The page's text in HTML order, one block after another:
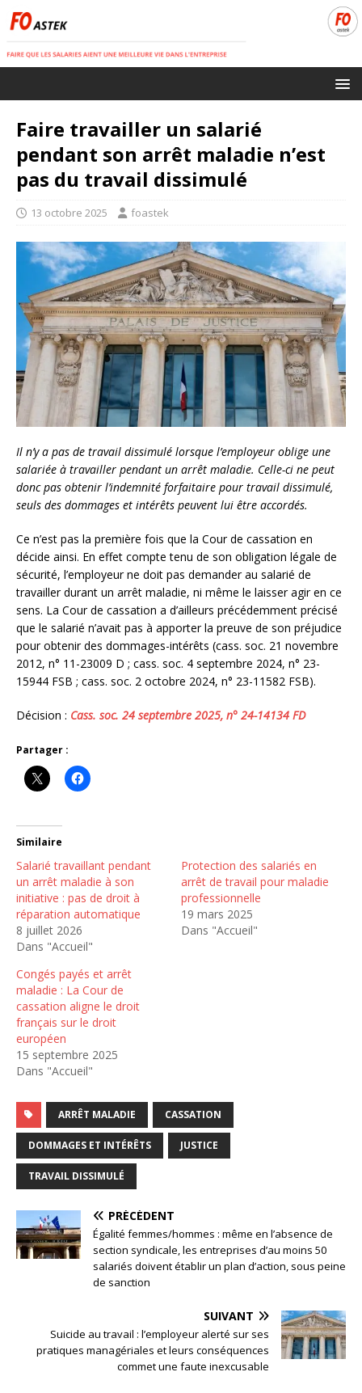
Faire travailler un salarié
pendant son arrêt maladie n’est
pas du travail dissimulé
13 octobre 2025 foastek
Il n’y a pas de travail dissimulé lorsque l’employeur oblige une
salariée à travailler pendant un arrêt maladie. Celle-ci ne peut
donc pas obtenir l’indemnité forfaitaire pour travail dissimulé,
seuls des dommages et intérêts peuvent lui être accordés.
Ce n’est pas la première fois que la Cour de cassation en
décide ainsi. En effet compte tenu de son obligation légale de
sécurité, l’employeur ne doit pas demander au salarié de
travailler durant un arrêt maladie, ni même le laisser agir en ce
sens. La Cour de cassation a d’ailleurs précédemment précisé
que le salarié n’avait pas à apporter la preuve de son préjudice
pour obtenir des dommages-intérêts (cass. soc. 21 novembre
2012, n° 11-23009 D ; cass. soc. 4 septembre 2024, n° 23-
15944 FSB ; cass. soc. 2 octobre 2024, n° 23-11582 FSB).
Décision : Cass. soc. 24 septembre 2025, n° 24-14134 FD
Partager :
Similaire
Salarié travaillant pendant
un arrêt maladie à son
initiative : pas de droit à
réparation automatique
8 juillet 2026
Dans "Accueil"
Protection des salariés en
arrêt de travail pour maladie
professionnelle
19 mars 2025
Dans "Accueil"
Congés payés et arrêt
maladie : La Cour de
cassation aligne le droit
français sur le droit
européen
15 septembre 2025
Dans "Accueil"
ARRÊT MALADIE CASSATION
DOMMAGES ET INTÉRÊTS JUSTICE
TRAVAIL DISSIMULÉ
PRÉCÉDENT
Égalité femmes/hommes : même en l’absence de
section syndicale, les entreprises d’au moins 50
salariés doivent établir un plan d’action, sous peine
de sanction
SUIVANT
Suicide au travail : l’employeur alerté sur ses
pratiques managériales et leurs conséquences
commet une faute inexcusable